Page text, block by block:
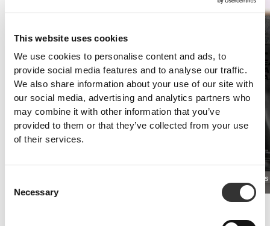
This website uses cookies
We use cookies to personalise content and ads, to
provide social media features and to analyse our traffic.
We also share information about your use of our site with
our social media, advertising and analytics partners who
may combine it with other information that you’ve
provided to them or that they’ve collected from your use
of their services.
Selection
Necessary
Real